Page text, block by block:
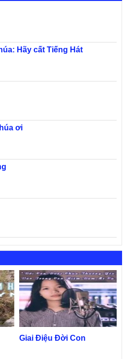
Hãy cất Tiếng Hát
ơi
Giai Điệu Đời Con